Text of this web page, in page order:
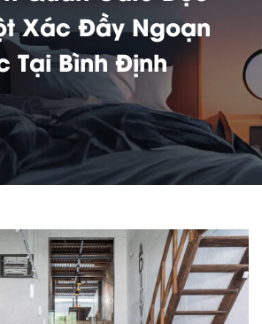
Xác Đầy Ngoạn
Tại Bình Định